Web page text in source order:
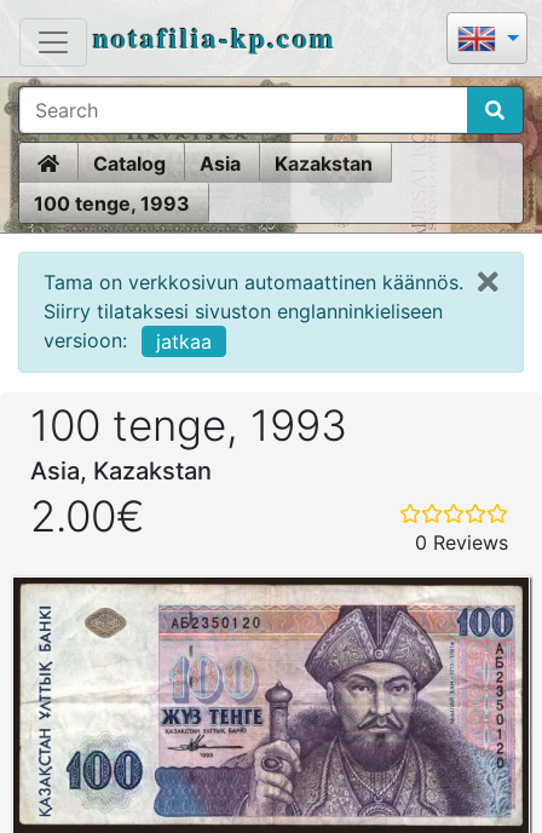
notafilia-kp.com
HomeCatalog Asia
Kazakstan
100 tenge, 1993
Tama on verkkosivun automaattinen käännös.
Siirry tilataksesi sivuston englanninkieliseen
versioon:
jatkaa
100 tenge, 1993
Asia, Kazakstan
2.00€
0 Reviews